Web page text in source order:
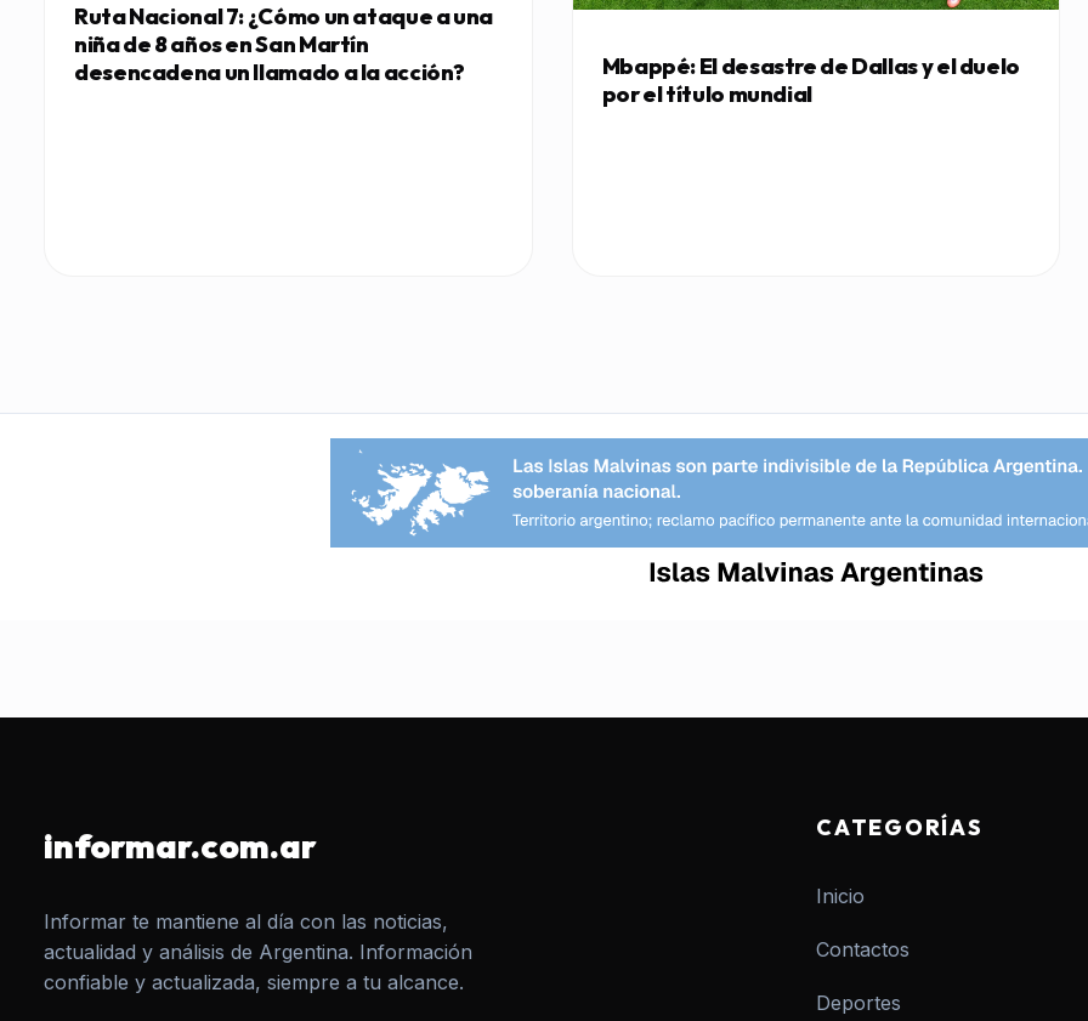
Ruta Nacional 7: ¿Cómo un ataque a una
niña de 8 años en San Martín
desencadena un llamado a la acción?
Mbappé: El desastre de Dallas y el duelo
por el título mundial
informar.com.ar
Informar te mantiene al día con las noticias,
actualidad y análisis de Argentina. Información
confiable y actualizada, siempre a tu alcance.
CATEGORÍAS
Inicio
Contactos
Deportes